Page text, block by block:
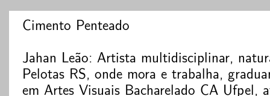
Cimento Penteado
Jahan Leão: Artista multidisciplinar,
Pelotas RS, onde mora e trabalha,
em Artes Visuais Bacharelado CA Ufpel,